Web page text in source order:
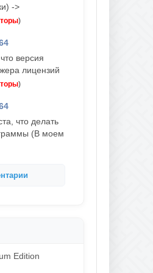
->
)
версия
лицензий
)
что делать
(В моем
Edition